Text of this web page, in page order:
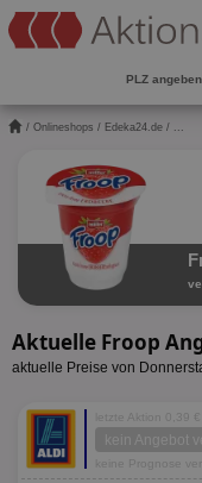
PLZ
/ Onlineshops / Edeka24.de / ...
Aktuelle Froop
aktuelle Preise von
letzte Aktion 0,39
kein Angebot
keine Prognose